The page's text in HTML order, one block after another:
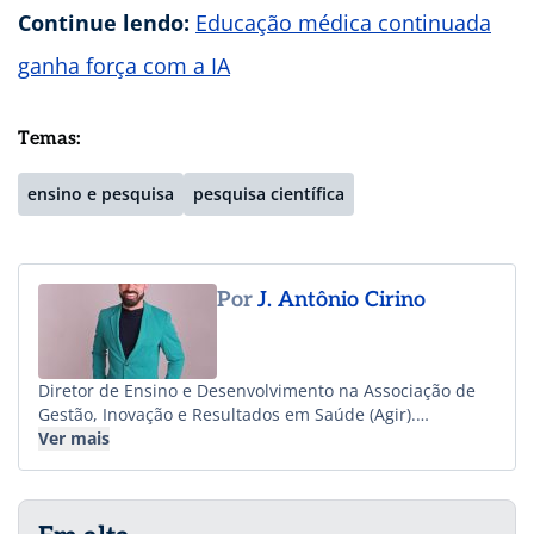
Continue lendo: Educação médica continuada
ganha força com a IA
Temas:
ensino e pesquisa pesquisa científica
PorJ. Antônio Cirino
Diretor de Ensino e Desenvolvimento na Associação de
Gestão, Inovação e Resultados em Saúde (Agir).
Comunicólogo, gestor de qualidade, professor e
Ver mais